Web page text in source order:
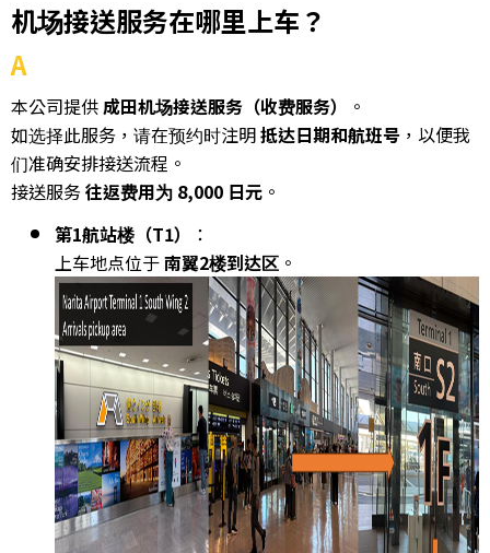
机场接送服务在哪里上车？
A
本公司提供成田机场接送服务（收费服务）
。
如选择此服务，请在预约时注明抵达日期和航班号 ，以便我
们准确安排接送流程。
接送服务往返费用为 8,000 日元 。
第1航站楼（T1）
：
上车地点位于南翼2楼到达区 。